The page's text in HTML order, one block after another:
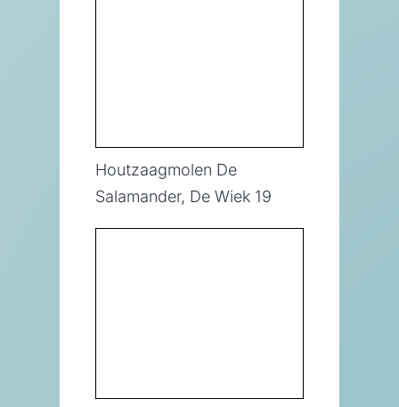
Houtzaagmolen De
Salamander, De Wiek 19